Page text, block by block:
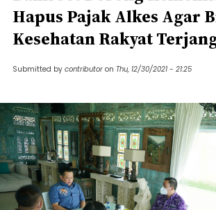
Hapus Pajak Alkes Agar
Kesehatan Rakyat
Submitted by contributor on Thu, 12/30/2021 - 21:25